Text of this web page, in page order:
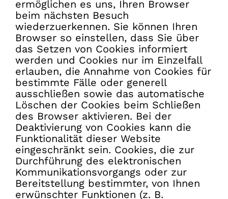
ermöglichen es uns, Ihren Browser
beim nächsten Besuch
wiederzuerkennen. Sie können Ihren
Browser so einstellen, dass Sie über
das Setzen von Cookies informiert
werden und Cookies nur im Einzelfall
erlauben, die Annahme von Cookies für
bestimmte Fälle oder generell
ausschließen sowie das automatische
Löschen der Cookies beim Schließen
des Browser aktivieren. Bei der
Deaktivierung von Cookies kann die
Funktionalität dieser Website
eingeschränkt sein. Cookies, die zur
Durchführung des elektronischen
Kommunikationsvorgangs oder zur
Bereitstellung bestimmter, von Ihnen
erwünschter Funktionen (z. B.